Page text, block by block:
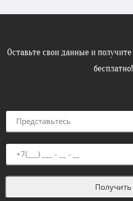
Оставьте свои данные и
бесплатно!